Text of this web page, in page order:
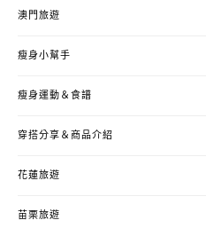
澳門旅遊
瘦身小幫手
瘦身運動＆食譜
穿搭分享＆商品介紹
花蓮旅遊
苗栗旅遊